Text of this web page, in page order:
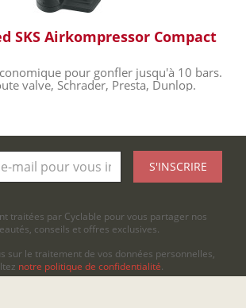
SKS Airkompressor Compact
pour gonfler jusqu'à 10 bars.
valve, Schrader, Presta, Dunlop.
S'INSCRIRE
traitées par Cyclable pour vous partager nos
conseils et offres exclusives.
sur le traitement de vos données personnelles,
notre politique de confidentialité.